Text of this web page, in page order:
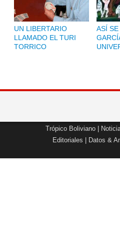
UN LIBERTARIO
LLAMADO EL TURI
TORRICO
ASÍ
Trópico Boliviano
Editoriales
Datos &